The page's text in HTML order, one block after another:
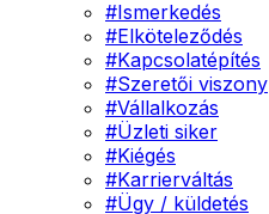
#Ismerkedés
#Elköteleződés
#Kapcsolatépítés
#Szeretői viszony
#Vállalkozás
#Üzleti siker
#Kiégés
#Karrierváltás
#Ügy / küldetés